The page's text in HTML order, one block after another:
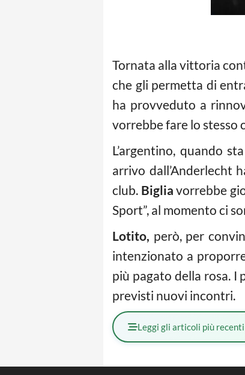
Tornata alla vittoria
che gli permetta di
ha provveduto a
vorrebbe fare lo stesso
L’argentino, quando
arrivo dall’Anderlecht
club. Biglia vorrebbe
Sport”, al momento ci
Lotito, però, per
intenzionato a
più pagato della rosa. I
previsti nuovi incontri.
Leggi gli articoli più